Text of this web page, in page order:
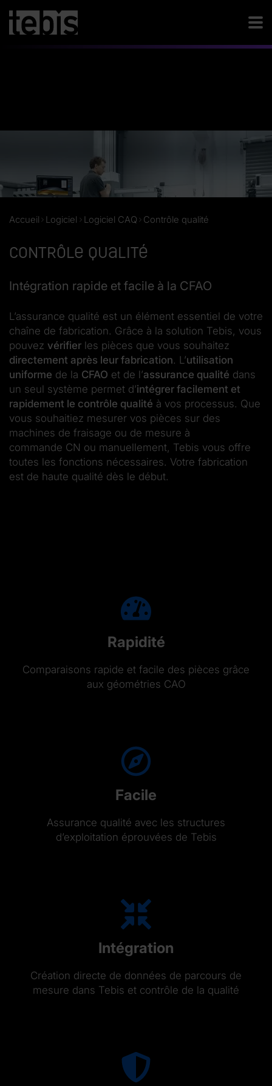
Accueil Logiciel Logiciel CAQ Contrôle qualité
Contrôle qualité
Intégration rapide et facile à la CFAO
L’assurance qualité est un élément essentiel de votre
chaîne de fabrication. Grâce à la solution Tebis, vous
pouvez vérifier les pièces que vous souhaitez
directement après leur fabrication. L’utilisation
uniforme de la CFAO et de l’assurance qualité dans
un seul système permet d’intégrer facilement et
rapidement le contrôle qualité à vos processus. Que
vous souhaitiez mesurer vos pièces sur des
machines de fraisage ou de mesure à
commande CN ou manuellement, Tebis vous offre
toutes les fonctions nécessaires. Votre fabrication
est de haute qualité dès le début.
Rapidité
Comparaisons rapide et facile des pièces grâce
aux géométries CAO
Facile
Assurance qualité avec les structures
d’exploitation éprouvées de Tebis
Intégration
Création directe de données de parcours de
mesure dans Tebis et contrôle de la qualité